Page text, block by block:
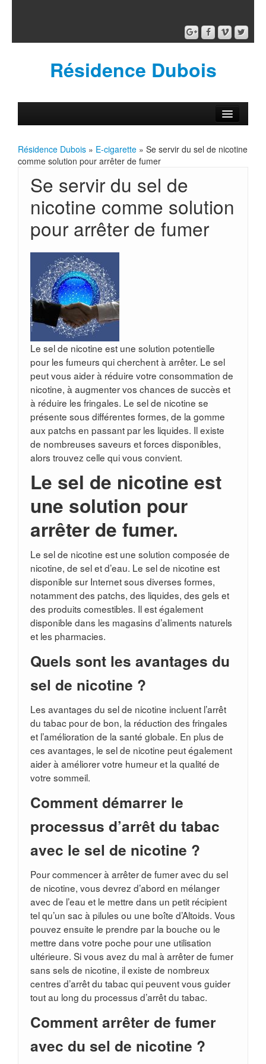
Résidence Dubois
Résidence Dubois » E-cigarette » Se servir du sel de nicotine
comme solution pour arrêter de fumer
Se servir du sel de
nicotine comme solution
pour arrêter de fumer
Le sel de nicotine est une solution potentielle
pour les fumeurs qui cherchent à arrêter. Le sel
peut vous aider à réduire votre consommation de
nicotine, à augmenter vos chances de succès et
à réduire les fringales. Le sel de nicotine se
présente sous différentes formes, de la gomme
aux patchs en passant par les liquides. Il existe
de nombreuses saveurs et forces disponibles,
alors trouvez celle qui vous convient.
Le sel de nicotine est
une solution pour
arrêter de fumer.
Le sel de nicotine est une solution composée de
nicotine, de sel et d’eau. Le sel de nicotine est
disponible sur Internet sous diverses formes,
notamment des patchs, des liquides, des gels et
des produits comestibles. Il est également
disponible dans les magasins d’aliments naturels
et les pharmacies.
Quels sont les avantages du
sel de nicotine ?
Les avantages du sel de nicotine incluent l’arrêt
du tabac pour de bon, la réduction des fringales
et l’amélioration de la santé globale. En plus de
ces avantages, le sel de nicotine peut également
aider à améliorer votre humeur et la qualité de
votre sommeil.
Comment démarrer le
processus d’arrêt du tabac
avec le sel de nicotine ?
Pour commencer à arrêter de fumer avec du sel
de nicotine, vous devrez d’abord en mélanger
avec de l’eau et le mettre dans un petit récipient
tel qu’un sac à pilules ou une boîte d’Altoids. Vous
pouvez ensuite le prendre par la bouche ou le
mettre dans votre poche pour une utilisation
ultérieure. Si vous avez du mal à arrêter de fumer
sans sels de nicotine, il existe de nombreux
centres d’arrêt du tabac qui peuvent vous guider
tout au long du processus d’arrêt du tabac.
Comment arrêter de fumer
avec du sel de nicotine ?